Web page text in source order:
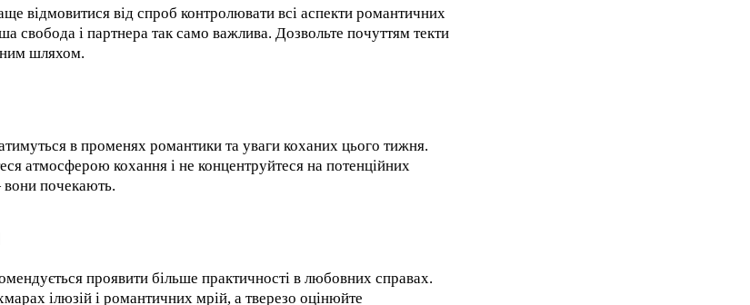
відмовитися від спроб контролювати всі аспекти романтичних
свобода і партнера так само важлива. Дозвольте почуттям текти
шляхом.
в променях романтики та уваги коханих цього тижня.
атмосферою кохання і не концентруйтеся на потенційних
почекають.
проявити більше практичності в любовних справах.
ілюзій і романтичних мрій, а тверезо оцінюйте